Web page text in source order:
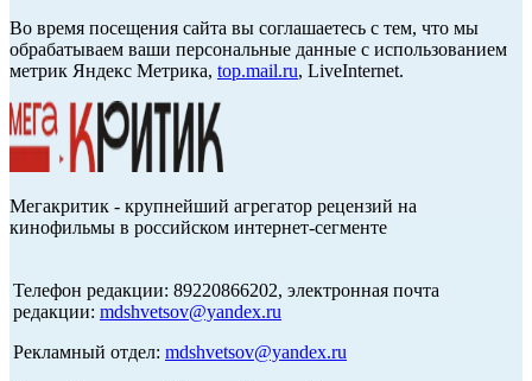
Во время посещения сайта вы соглашаетесь с тем, что мы
обрабатываем ваши персональные данные с использованием
метрик Яндекс Метрика, top.mail.ru, LiveInternet.
Мегакритик - крупнейший агрегатор рецензий на
кинофильмы в российском интернет-сегменте
Телефон редакции: 89220866202, электронная почта
редакции: mdshvetsov@yandex.ru
Рекламный отдел: mdshvetsov@yandex.ru